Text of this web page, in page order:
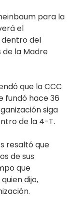
para la
el
del
de la Madre
que la CCC
fundó hace 36
siga
de la 4-T.
resaltó que
de sus
que
dijo,